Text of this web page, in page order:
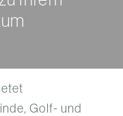
Golf- und